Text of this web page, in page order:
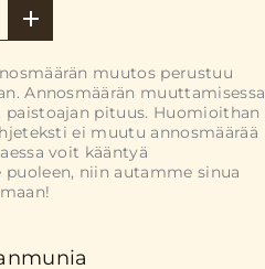
muutos perustuu
Annosmäärän muuttamisessa
pituus. Huomioithan
ei muutu annosmäärää
voit kääntyä
niin autamme sinua